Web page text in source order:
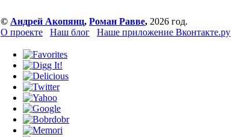
© Андрей Акопянц, Роман Равве, 2026 год.
О проекте
Наш блог Наше приложение Вконтакте.ру